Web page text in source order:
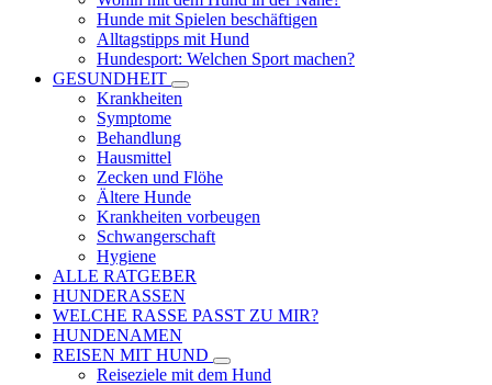
Hunde mit Spielen beschäftigen
Alltagstipps mit Hund
Hundesport: Welchen Sport machen?
GESUNDHEIT
Krankheiten
Symptome
Behandlung
Hausmittel
Zecken und Flöhe
Ältere Hunde
Krankheiten vorbeugen
Schwangerschaft
Hygiene
ALLE RATGEBER
HUNDERASSEN
WELCHE RASSE PASST ZU MIR?
HUNDENAMEN
REISEN MIT HUND
Reiseziele mit dem Hund